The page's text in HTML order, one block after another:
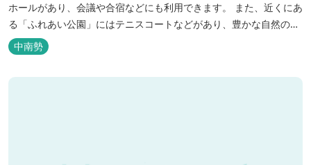
ホールがあり、会議や合宿などにも利用できます。 また、近くにあ
る「ふれあい公園」にはテニスコートなどがあり、豊かな自然の中
でのびのびと楽しむことができます。
中南勢